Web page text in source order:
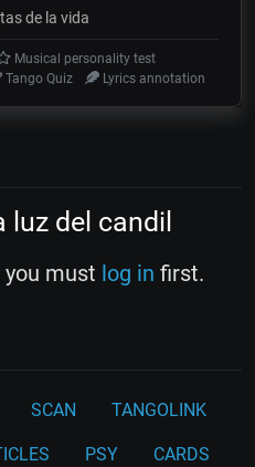
de la vida
Musical personality test
Tango Quiz Lyrics annotation
luz del candil
must log in first.
SCAN TANGOLINK
PSY CARDS